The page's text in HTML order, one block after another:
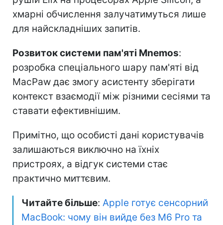
хмарні обчислення залучатимуться лише
для найскладніших запитів.
Розвиток системи пам'яті Mnemos:
розробка спеціального шару пам'яті від
MacPaw дає змогу асистенту зберігати
контекст взаємодії між різними сесіями та
ставати ефективнішим.
Примітно, що особисті дані користувачів
залишаються виключно на їхніх
пристроях, а відгук системи стає
практично миттєвим.
Читайте більше: Apple готує сенсорний
MacBook: чому він вийде без M6 Pro та